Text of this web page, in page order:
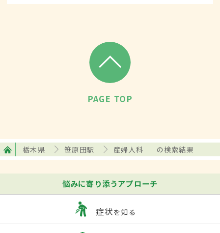
PAGE TOP
栃木県 笹原田駅 産婦人科 の検索結果
悩みに寄り添うアプローチ
症状を知る